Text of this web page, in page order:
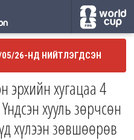
26-НД НИЙТЛЭГДСЭН
эрхийн хугацаа 4
хууль зөрчсөн
хүлээн зөвшөөрөв